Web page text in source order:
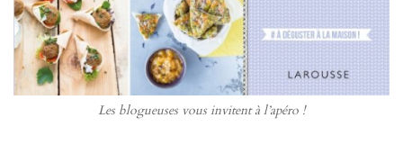
Les blogueuses vous invitent à l’apéro !